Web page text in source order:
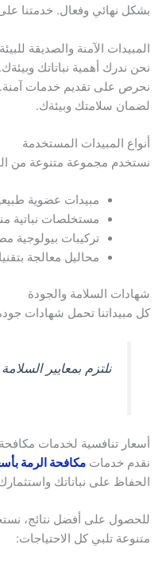
بشكل نهائي وفعال. خدمتنا
المبيدات الآمنة والصديقة للبيئة
نحن ندرك أهمية نباتاتك
نحرص على تقديم خدمات آمنة.
لضمان سلامتك وبيئةك.
أنواع المبيدات المستخدمة
نستخدم مجموعة متنوعة من
مبيدات عضوية
مستخلصات نباتية
تركيبات بيولوجية
محاليل معالجة
شهادات السلامة والجودة
كل مبيداتنا تحمل شهادات
نلتزم بمعايير
أسعار تنافسية لخدمات
نقدم خدمات مكافحة الرمة
الحفاظ على نباتاتك
للحصول على أفضل نتائج،
متنوعة تلبي كل الاحتياجات: